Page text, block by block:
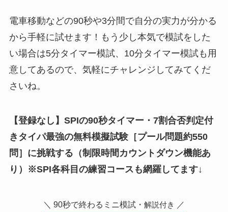
電車移動などの90秒や3分間で自分の実力が分かる
から手軽に試せます！もう少し本気で模試をした
い場合は5分タイマー模試、10分タイマー模試も用
意してあるので、気軽にチャレンジしてみてくだ
さいね。
【登録なし】SPIの90秒タイマー・7割合否判定付
きタイパ最強の無料模擬試験［プール問題約550
問 ］ に挑戦する（制限時間カウントダウン機能あ
り）※SPI各科目の練習コースも網羅してます↓
＼ 90秒で終わるミニ模試・ 解説付き ／